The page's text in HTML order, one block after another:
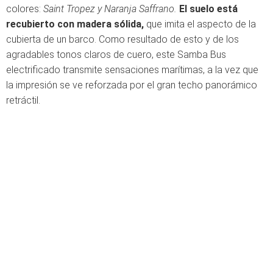
colores: Saint Tropez y Naranja Saffrano. El suelo está
recubierto con madera sólida, que imita el aspecto de la
cubierta de un barco. Como resultado de esto y de los
agradables tonos claros de cuero, este Samba Bus
electrificado transmite sensaciones marítimas, a la vez que
la impresión se ve reforzada por el gran techo panorámico
retráctil.